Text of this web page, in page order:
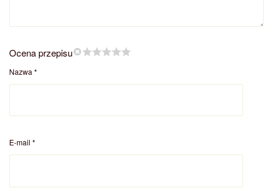
Ocena przepisu
Nazwa *
E-mail *